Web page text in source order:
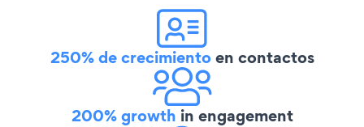
250% de crecimientoen contactos
200% growth in engagement